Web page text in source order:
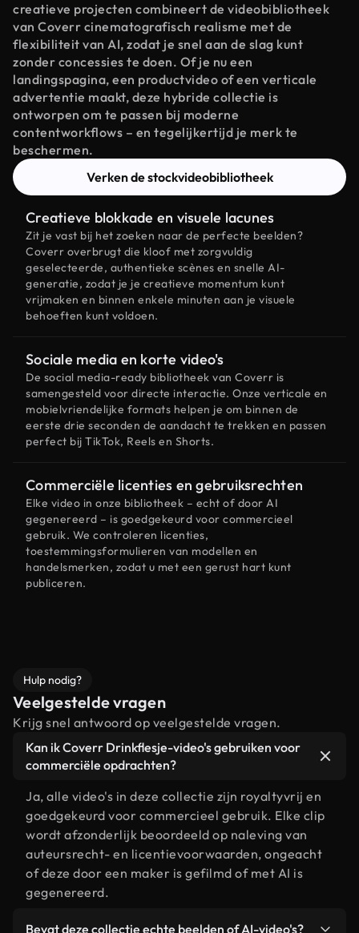
creatieve projecten combineert de videobibliotheek
van Coverr cinematografisch realisme met de
flexibiliteit van AI, zodat je snel aan de slag kunt
zonder concessies te doen. Of je nu een
landingspagina, een productvideo of een verticale
advertentie maakt, deze hybride collectie is
ontworpen om te passen bij moderne
contentworkflows – en tegelijkertijd je merk te
beschermen.
Verken de stockvideobibliotheek
Creatieve blokkade en visuele lacunes
Zit je vast bij het zoeken naar de perfecte beelden?
Coverr overbrugt die kloof met zorgvuldig
geselecteerde, authentieke scènes en snelle AI-
generatie, zodat je je creatieve momentum kunt
vrijmaken en binnen enkele minuten aan je visuele
behoeften kunt voldoen.
Sociale media en korte video's
De social media-ready bibliotheek van Coverr is
samengesteld voor directe interactie. Onze verticale en
mobielvriendelijke formats helpen je om binnen de
eerste drie seconden de aandacht te trekken en passen
perfect bij TikTok, Reels en Shorts.
Commerciële licenties en gebruiksrechten
Elke video in onze bibliotheek – echt of door AI
gegenereerd – is goedgekeurd voor commercieel
gebruik. We controleren licenties,
toestemmingsformulieren van modellen en
handelsmerken, zodat u met een gerust hart kunt
publiceren.
Hulp nodig?
Veelgestelde vragen
Krijg snel antwoord op veelgestelde vragen.
Kan ik Coverr Drinkflesje-video's gebruiken voor
commerciële opdrachten?
Ja, alle video's in deze collectie zijn royaltyvrij en
goedgekeurd voor commercieel gebruik. Elke clip
wordt afzonderlijk beoordeeld op naleving van
auteursrecht- en licentievoorwaarden, ongeacht
of deze door een maker is gefilmd of met AI is
gegenereerd.
Bevat deze collectie echte beelden of AI-video's?